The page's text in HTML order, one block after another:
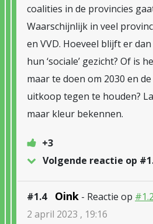
coalities in de provincies
Waarschijnlijk in veel
en VVD. Hoeveel blijft er
hun ‘sociale’ gezicht? Of is
maar te doen om 2030 en
uitkoop tegen te houden?
maar kleur bekennen.
+3
Volgende reactie op
#1.4 Oink - Reactie op #1.2
2 april 2023 , 19:16